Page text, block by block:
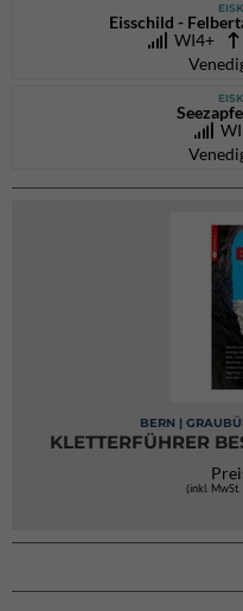
Eisschild -
WI4+
BERN |
KLETTERFÜHRER
(inkl. MwSt.